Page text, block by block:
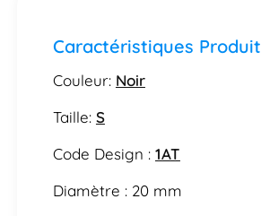
Caractéristiques Produit
Couleur: Noir
Taille: S
Code Design : 1AT
Diamètre : 20 mm